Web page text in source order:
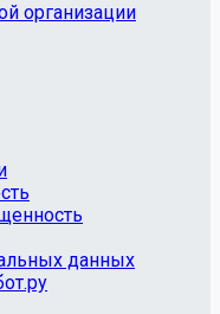
организации
данных